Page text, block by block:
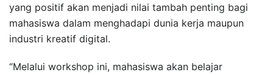
yang positif akan menjadi nilai tambah penting bagi
mahasiswa dalam menghadapi dunia kerja maupun
industri kreatif digital.
“Melalui workshop ini, mahasiswa akan belajar